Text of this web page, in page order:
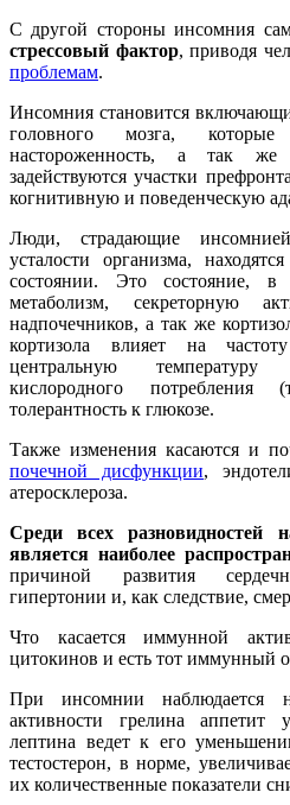
С другой стороны инсомния
стрессовый фактор, приводя
проблемам.
Инсомния становится
головного мозга,
настороженность, а так же
задействуются участки
когнитивную и поведенческую
Люди, страдающие
усталости организма,
состоянии. Это состояние, в
метаболизм, секреторную
надпочечников, а так же
кортизола влияет на
центральную температуру
кислородного потребления
толерантность к глюкозе.
Также изменения касаются и
почечной дисфункции,
атеросклероза.
Среди всех разновидностей
является наиболее
причиной развития
гипертонии и, как следствие,
Что касается иммунной
цитокинов и есть тот иммунный
При инсомнии наблюдается
активности грелина аппетит
лептина ведет к его
тестостерон, в норме,
их количественные показатели